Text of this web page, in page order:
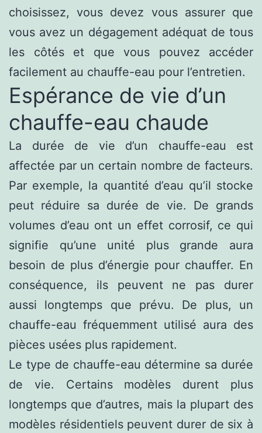
choisissez, vous devez vous assurer que
vous avez un dégagement adéquat de tous
les côtés et que vous pouvez accéder
facilement au chauffe-eau pour l’entretien.
Espérance de vie d’un
chauffe-eau chaude
La durée de vie d’un chauffe-eau est
affectée par un certain nombre de facteurs.
Par exemple, la quantité d’eau qu’il stocke
peut réduire sa durée de vie. De grands
volumes d’eau ont un effet corrosif, ce qui
signifie qu’une unité plus grande aura
besoin de plus d’énergie pour chauffer. En
conséquence, ils peuvent ne pas durer
aussi longtemps que prévu. De plus, un
chauffe-eau fréquemment utilisé aura des
pièces usées plus rapidement.
Le type de chauffe-eau détermine sa durée
de vie. Certains modèles durent plus
longtemps que d’autres, mais la plupart des
modèles résidentiels peuvent durer de six à